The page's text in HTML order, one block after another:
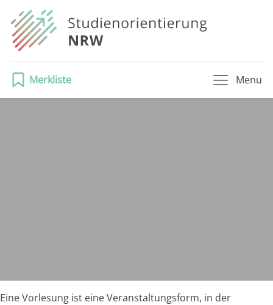
Merkliste Menu
Eine Vorlesung ist eine Veranstaltungsform, in der